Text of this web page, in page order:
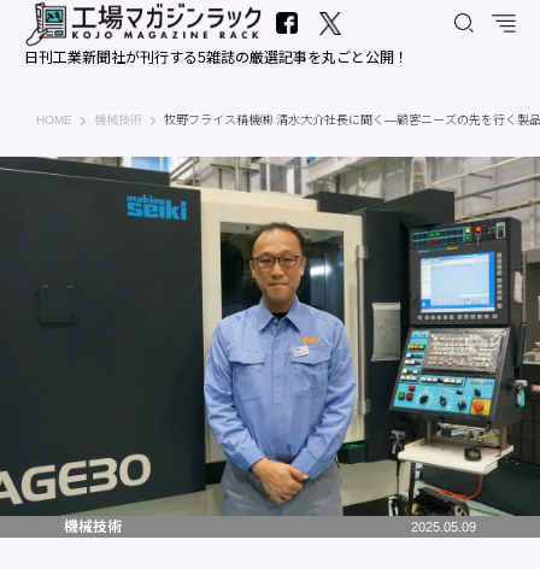
日刊工業新聞社が刊行する5雑誌の厳選記事を丸ごと公開！
HOME 工場マガジンラック｜日刊工業新聞社
機械技術 牧野フライス精機㈱ 清水大介社長に聞く―顧客ニーズの先を行く製
機械技術 2025.05.09